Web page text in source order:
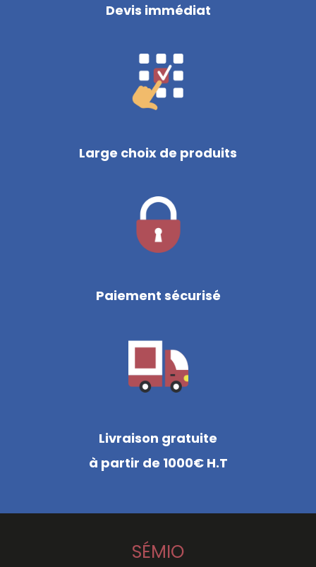
Devis immédiat
Large choix de produits
Paiement sécurisé
Livraison gratuite
à partir de 1000€ H.T
SÉMIO